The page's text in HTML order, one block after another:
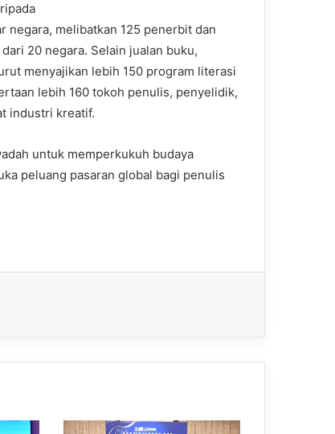
negara, melibatkan 125 penerbit dan
20 negara. Selain jualan buku,
menyajikan lebih 150 program literasi
lebih 160 tokoh penulis, penyelidik,
industri kreatif.
untuk memperkukuh budaya
peluang pasaran global bagi penulis